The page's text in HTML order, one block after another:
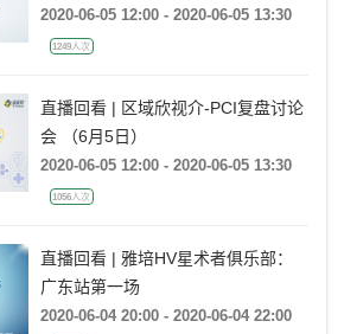
2020-06-05 12:00 - 2020-06-05 13:30
1249人次
直播回看 | 区域欣视介-PCI复盘讨论
会 （6月5日）
2020-06-05 12:00 - 2020-06-05 13:30
1056人次
直播回看 | 雅培HV星术者俱乐部：
广东站第一场
2020-06-04 20:00 - 2020-06-04 22:00